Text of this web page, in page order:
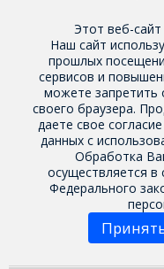
Этот веб-
Наш сайт
прошлых
сервисов и
можете запретить
своего браузера.
даете свое
данных с
Обработка
осуществляется в
Федерального